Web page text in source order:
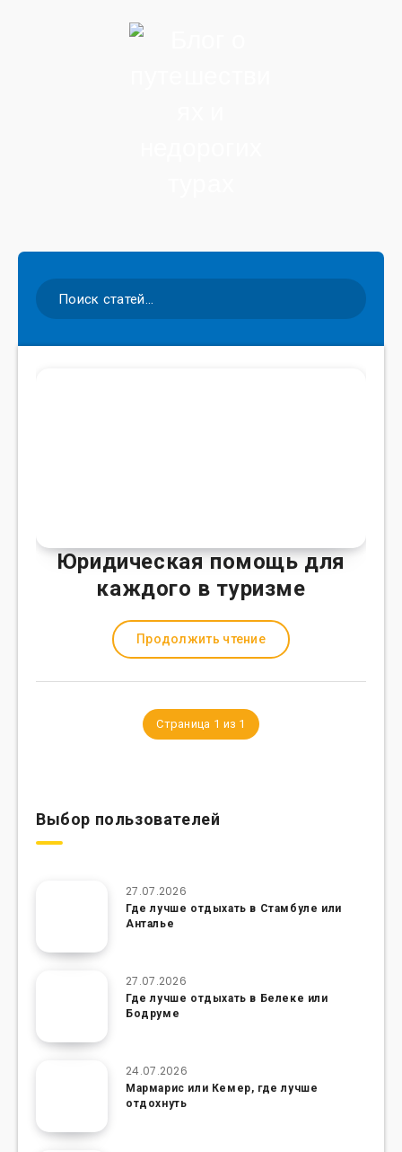
Юридическая помощь для
каждого в туризме
Продолжить чтение
Страница 1 из 1
Выбор пользователей
27.07.2026
Где лучше отдыхать в Стамбуле или
Анталье
27.07.2026
Где лучше отдыхать в Белеке или
Бодруме
24.07.2026
Мармарис или Кемер, где лучше
отдохнуть